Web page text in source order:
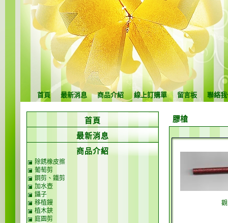
首頁 最新消息 商品介紹 線上訂購單 留言板 聯絡
膠槍
首頁
最新消息
商品介紹
除銹橡皮擦
葡萄剪
鋼剪、鐵剪
加水壺
鑷子
移植鏝
植木鋏
庭園剪